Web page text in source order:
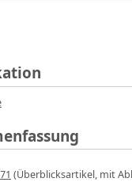
(Überblicksartikel, mit